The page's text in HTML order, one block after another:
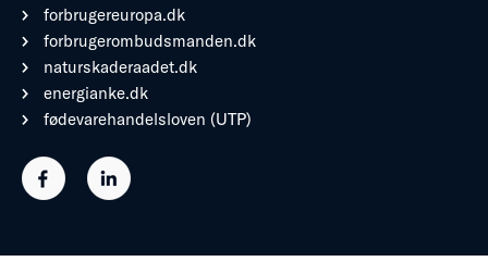
forbrugereuropa.dk
forbrugerombudsmanden.dk
naturskaderaadet.dk
energianke.dk
fødevarehandelsloven (UTP)